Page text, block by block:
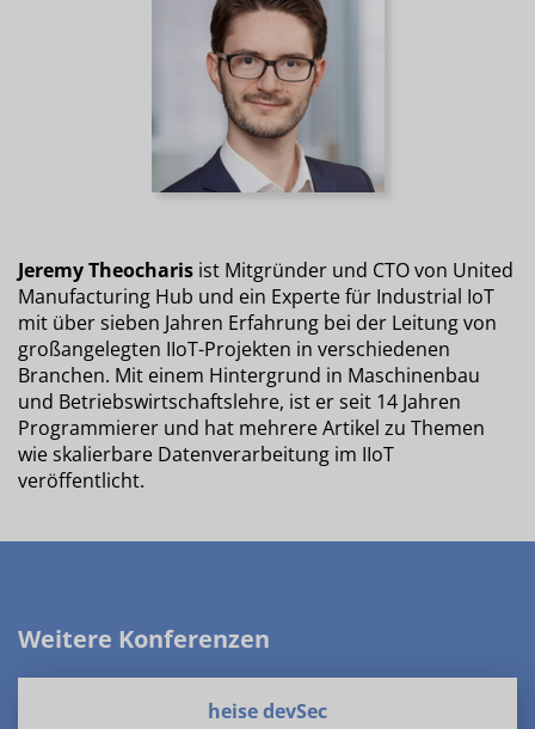
Jeremy Theocharis ist Mitgründer und CTO von United
Manufacturing Hub und ein Experte für Industrial IoT
mit über sieben Jahren Erfahrung bei der Leitung von
großangelegten IIoT-Projekten in verschiedenen
Branchen. Mit einem Hintergrund in Maschinenbau
und Betriebswirtschaftslehre, ist er seit 14 Jahren
Programmierer und hat mehrere Artikel zu Themen
wie skalierbare Datenverarbeitung im IIoT
veröffentlicht.
Weitere Konferenzen
heise devSec